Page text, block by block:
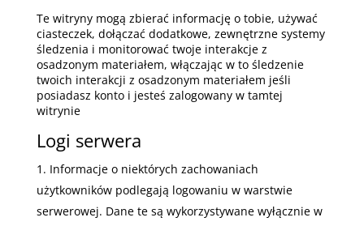
Te witryny mogą zbierać informację o tobie, używać
ciasteczek, dołączać dodatkowe, zewnętrzne systemy
śledzenia i monitorować twoje interakcje z
osadzonym materiałem, włączając w to śledzenie
twoich interakcji z osadzonym materiałem jeśli
posiadasz konto i jesteś zalogowany w tamtej
witrynie
Logi serwera
Informacje o niektórych zachowaniach
użytkowników podlegają logowaniu w warstwie
serwerowej. Dane te są wykorzystywane wyłącznie w